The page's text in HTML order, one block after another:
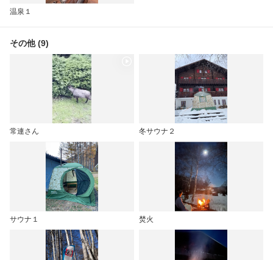
温泉１
その他 (9)
常連さん 冬サウナ２
サウナ１ 焚火